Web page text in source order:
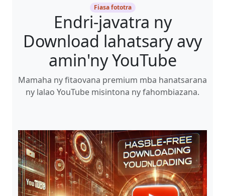
Fiasa fototra
Endri-javatra ny
Download lahatsary avy
amin'ny YouTube
Mamaha ny fitaovana premium mba hanatsarana
ny lalao YouTube misintona ny fahombiazana.